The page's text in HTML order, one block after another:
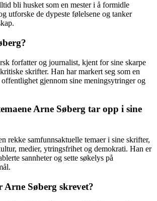
bli husket som en mester i å formidle
utforske de dypeste følelsene og tanker
forfatter og journalist, kjent for sine skarpe
skrifter. Han har markert seg som en
gjennom sine meningsytringer og
Arne Søberg tar opp i sine
rekke samfunnsaktuelle temaer i sine skrifter,
medier, ytringsfrihet og demokrati. Han er
sannheter og sette søkelys på
Søberg skrevet?